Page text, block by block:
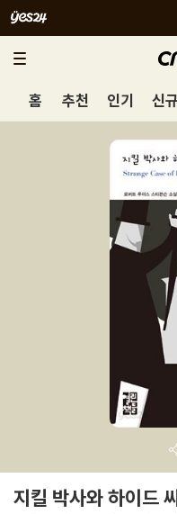
홈 추천 인기 신규
지킬 박사와 하이드